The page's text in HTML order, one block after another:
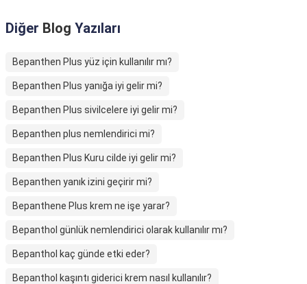
Diğer Blog Yazıları
Bepanthen Plus yüz için kullanılır mı?
Bepanthen Plus yanığa iyi gelir mi?
Bepanthen Plus sivilcelere iyi gelir mi?
Bepanthen plus nemlendirici mi?
Bepanthen Plus Kuru cilde iyi gelir mi?
Bepanthen yanık izini geçirir mi?
Bepanthene Plus krem ne işe yarar?
Bepanthol günlük nemlendirici olarak kullanılır mı?
Bepanthol kaç günde etki eder?
Bepanthol kaşıntı giderici krem nasıl kullanılır?